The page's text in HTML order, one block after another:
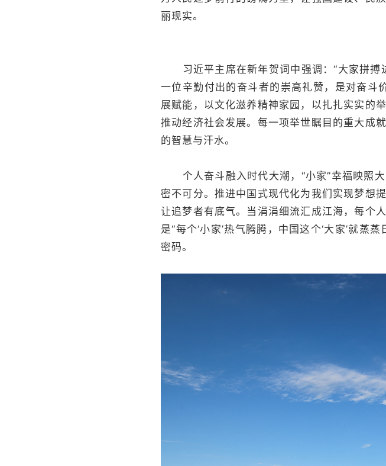
丽现实。
习近平主席在新年贺词中强调：“大家拼搏
一位辛勤付出的奋斗者的崇高礼赞，是对奋
展赋能，以文化滋养精神家园，以扎扎实实的
推动经济社会发展。每一项举世瞩目的重大成
的智慧与汗水。
个人奋斗融入时代大潮，“小家”幸福映照大
密不可分。推进中国式现代化为我们实现梦想
让追梦者有底气。当涓涓细流汇成江海，每个
是“每个‘小家’热气腾腾，中国这个‘大家’就蒸
密码。